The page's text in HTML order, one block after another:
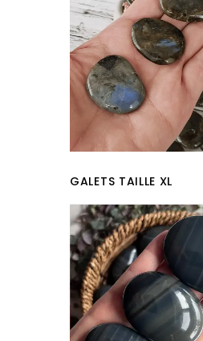
GALETS TAILLE XL